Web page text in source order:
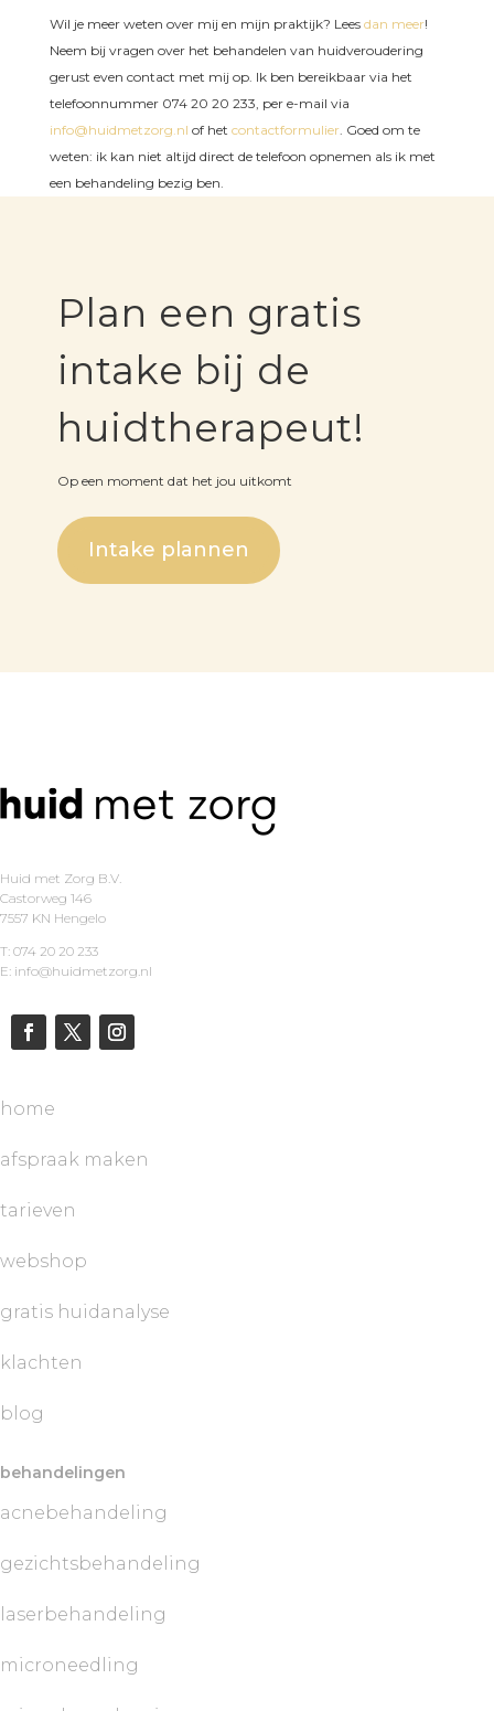
Wil je meer weten over mij en mijn praktijk? Lees dan meer!
Neem bij vragen over het behandelen van huidveroudering
gerust even contact met mij op. Ik ben bereikbaar via het
telefoonnummer 074 20 20 233, per e-mail via
info@huidmetzorg.nl of het contactformulier. Goed om te
weten: ik kan niet altijd direct de telefoon opnemen als ik met
een behandeling bezig ben.
Plan een gratis
intake bij de
huidtherapeut!
Op een moment dat het jou uitkomt
Intake plannen
Huid met Zorg B.V.
Castorweg 146
7557 KN Hengelo
T: 074 20 20 233
E: info@huidmetzorg.nl
home
afspraak maken
tarieven
webshop
gratis huidanalyse
klachten
blog
behandelingen
acnebehandeling
gezichtsbehandeling
laserbehandeling
microneedling